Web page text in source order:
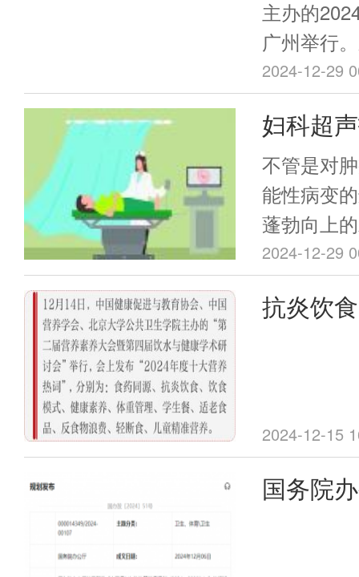
主办的
广州举行
家围绕健
控核心能
展开探讨
悉，目前
122个县（
牌成立，
机构设置
有地市均
51种传染
2024-12-29
妇科超
盆底肌“
大学附
任兼盆
玲
不管是对
能性病变
蓬勃向上
领域发挥
本身是无
以在妇科
2024-12-29
抗炎饮
2024-12-15
国务院